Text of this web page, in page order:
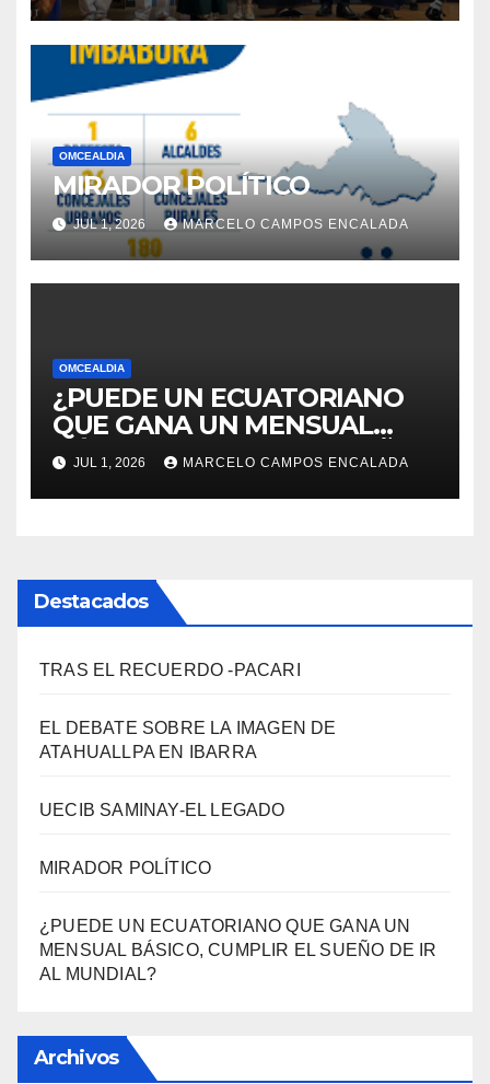
OMCEALDIA
MIRADOR POLÍTICO
JUL 1, 2026 MARCELO CAMPOS ENCALADA
OMCEALDIA
¿PUEDE UN ECUATORIANO
QUE GANA UN MENSUAL
BÁSICO, CUMPLIR EL SUEÑO
DE IR AL MUNDIAL?
JUL 1, 2026 MARCELO CAMPOS ENCALADA
Destacados
TRAS EL RECUERDO -PACARI
EL DEBATE SOBRE LA IMAGEN DE
ATAHUALLPA EN IBARRA
UECIB SAMINAY-EL LEGADO
MIRADOR POLÍTICO
¿PUEDE UN ECUATORIANO QUE GANA UN
MENSUAL BÁSICO, CUMPLIR EL SUEÑO DE IR
AL MUNDIAL?
Archivos